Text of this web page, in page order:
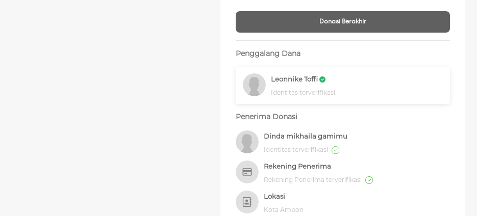
Donasi Berakhir
Penggalang Dana
Leonnike Toffi
Identitas terverifikasi
Penerima Donasi
Dinda mikhaila gamimu
Identitas terverifikasi
Rekening Penerima
Rekening Penerima terverifikasi
Lokasi
Kota Ambon